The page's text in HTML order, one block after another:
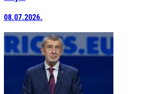
08.07.2026.